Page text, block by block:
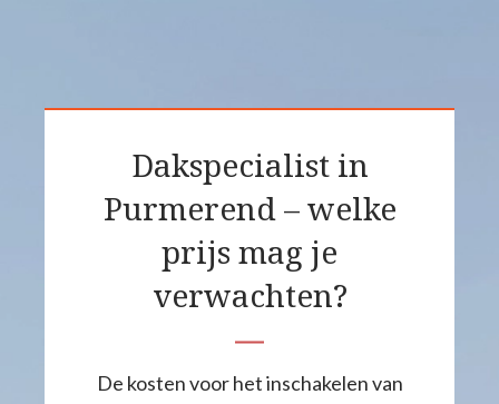
Dakspecialist in
Purmerend – welke
prijs mag je
verwachten?
De kosten voor het inschakelen van